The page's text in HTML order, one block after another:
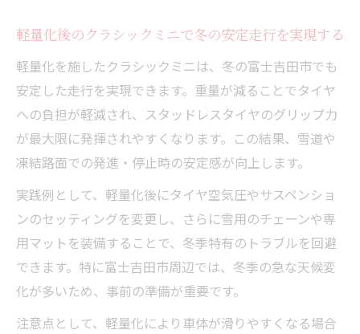
軽量化後のクラシックミニで冬の安定走行を実現する
軽量化を施したクラシックミニは、冬の富士吉田市でも
安定した走行を実現できます。重量が減ることでタイヤ
への負担が軽減され、スタッドレスタイヤのグリップ力
が最大限に発揮されやすくなります。この結果、雪道や
凍結路面での発進・停止時の安定感が向上します。
実践例として、軽量化後にタイヤ空気圧やサスペンショ
ンのセッティングを変更し、さらに雪用のチェーンや専
用マットを装備することで、冬季特有のトラブルを回避
できます。特に富士吉田市周辺では、冬季の急な天候変
化が多いため、事前の準備が重要です。
注意点として、軽量化により車体が滑りやすくなる場合